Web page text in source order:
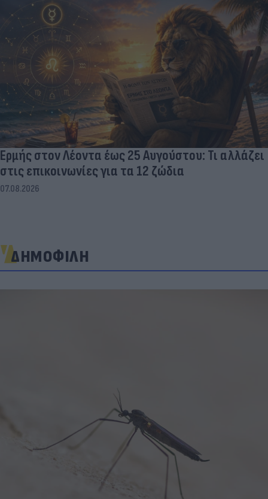
Ερμής στον Λέοντα έως 25 Αυγούστου: Τι αλλάζει
στις επικοινωνίες για τα 12 ζώδια
07.08.2026
ΔΗΜΟΦΙΛΗ